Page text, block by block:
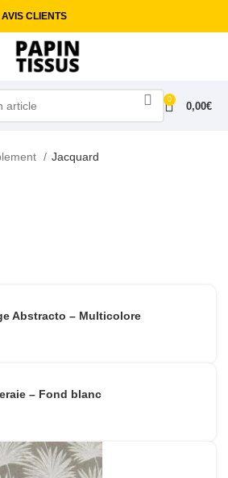
CLIENTS
0
0,00€
Jacquard
Abstracto – Multicolore
– Fond blanc